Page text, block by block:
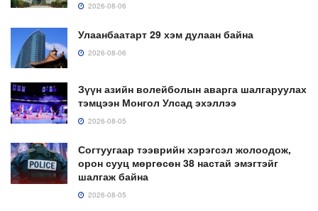
2026-08-06
Улаанбаатарт 29 хэм дулаан байна
2026-08-06
Зүүн азийн волейболын аварга шалгаруулах
тэмцээн Монгол Улсад эхэллээ
2026-08-05
Согтуугаар тээврийн хэрэгсэл жолоодож,
орон сууц мөргөсөн 38 настай эмэгтэйг
шалгаж байна
2026-08-05